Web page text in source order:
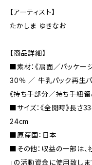
【アーティスト】
たかしま ゆきなお
【商品詳細】
■素材：《扇面／パッケー
30％ ／ 牛乳パック再生パ
《持ち手部分／持ち手紐
■サイズ：《全開時》長さ
24cm
■原産国：日本
■その他：収益の一部は
」の活動資金に使用致しま